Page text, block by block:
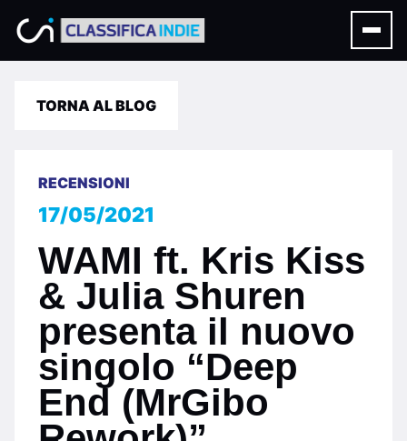
TORNA AL BLOG
RECENSIONI
17/05/2021
WAMI ft. Kris Kiss
& Julia Shuren
presenta il nuovo
singolo “Deep
End (MrGibo